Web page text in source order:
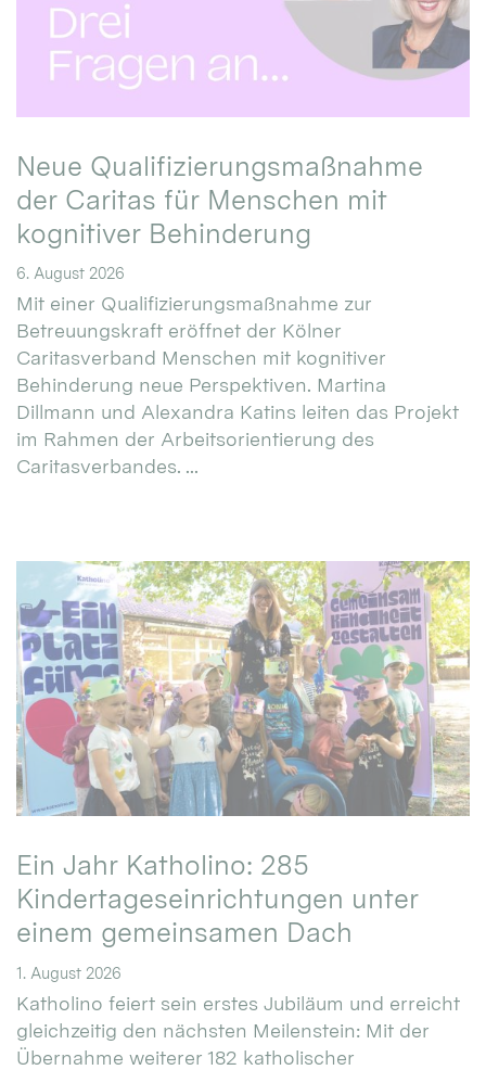
Neue Qualifizierungsmaßnahme
der Caritas für Menschen mit
kognitiver Behinderung
6. August 2026
Mit einer Qualifizierungsmaßnahme zur
Betreuungskraft eröffnet der Kölner
Caritasverband Menschen mit kognitiver
Behinderung neue Perspektiven. Martina
Dillmann und Alexandra Katins leiten das Projekt
im Rahmen der Arbeitsorientierung des
Caritasverbandes. ...
Ein Jahr Katholino: 285
Kindertageseinrichtungen unter
einem gemeinsamen Dach
1. August 2026
Katholino feiert sein erstes Jubiläum und erreicht
gleichzeitig den nächsten Meilenstein: Mit der
Übernahme weiterer 182 katholischer